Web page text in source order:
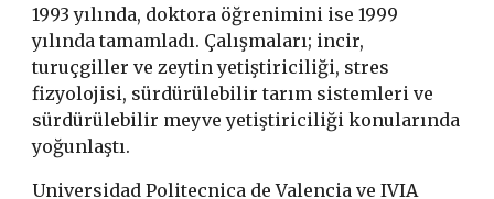
1993 yılında, doktora öğrenimini ise 1999
yılında tamamladı. Çalışmaları; incir,
turuçgiller ve zeytinyetiştiriciliği, stres
fizyolojisi, sürdürülebilir tarım sistemleri ve
sürdürülebilir meyve yetiştiriciliği konularında
yoğunlaştı.
Universidad Politecnica deValencia ve IVIA